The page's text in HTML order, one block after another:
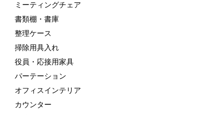
ミーティングチェア
書類棚・書庫
整理ケース
掃除用具入れ
役員・応接用家具
パーテーション
オフィスインテリア
カウンター